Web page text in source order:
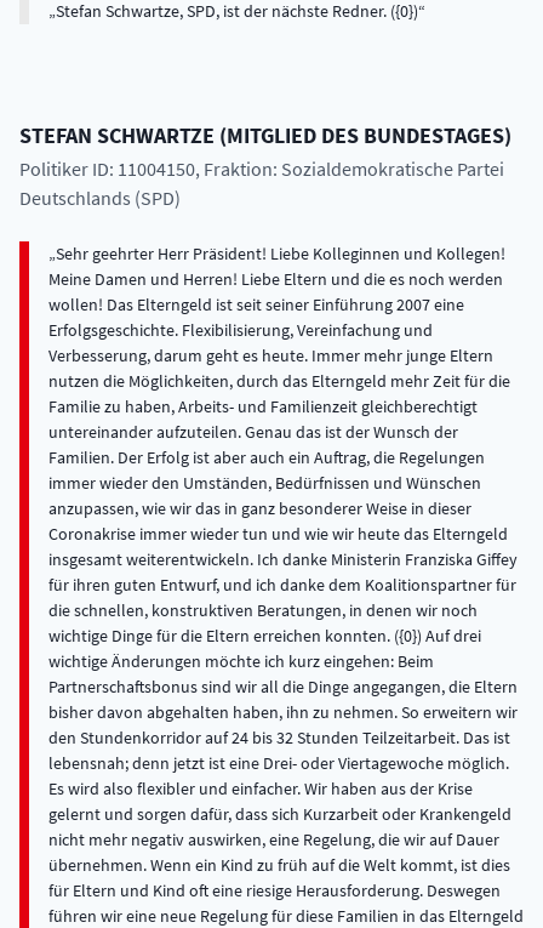
Stefan Schwartze, SPD, ist der nächste Redner. ({0})
STEFAN SCHWARTZE (MITGLIED DES BUNDESTAGES)
Politiker ID: 11004150, Fraktion: Sozialdemokratische Partei
Deutschlands (SPD)
Sehr geehrter Herr Präsident! Liebe Kolleginnen und Kollegen!
Meine Damen und Herren! Liebe Eltern und die es noch werden
wollen! Das Elterngeld ist seit seiner Einführung 2007 eine
Erfolgsgeschichte. Flexibilisierung, Vereinfachung und
Verbesserung, darum geht es heute. Immer mehr junge Eltern
nutzen die Möglichkeiten, durch das Elterngeld mehr Zeit für die
Familie zu haben, Arbeits- und Familienzeit gleichberechtigt
untereinander aufzuteilen. Genau das ist der Wunsch der
Familien. Der Erfolg ist aber auch ein Auftrag, die Regelungen
immer wieder den Umständen, Bedürfnissen und Wünschen
anzupassen, wie wir das in ganz besonderer Weise in dieser
Coronakrise immer wieder tun und wie wir heute das Elterngeld
insgesamt weiterentwickeln. Ich danke Ministerin Franziska Giffey
für ihren guten Entwurf, und ich danke dem Koalitionspartner für
die schnellen, konstruktiven Beratungen, in denen wir noch
wichtige Dinge für die Eltern erreichen konnten. ({0}) Auf drei
wichtige Änderungen möchte ich kurz eingehen: Beim
Partnerschaftsbonus sind wir all die Dinge angegangen, die Eltern
bisher davon abgehalten haben, ihn zu nehmen. So erweitern wir
den Stundenkorridor auf 24 bis 32 Stunden Teilzeitarbeit. Das ist
lebensnah; denn jetzt ist eine Drei- oder Viertagewoche möglich.
Es wird also flexibler und einfacher. Wir haben aus der Krise
gelernt und sorgen dafür, dass sich Kurzarbeit oder Krankengeld
nicht mehr negativ auswirken, eine Regelung, die wir auf Dauer
übernehmen. Wenn ein Kind zu früh auf die Welt kommt, ist dies
für Eltern und Kind oft eine riesige Herausforderung. Deswegen
führen wir eine neue Regelung für diese Familien in das Elterngeld